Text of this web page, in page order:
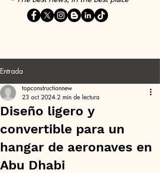
Entrada
Diseño ligero y
convertible para un
hangar de aeronaves en
Abu Dhabi
topconstructionnew
23 oct 2024 2 min de lectura